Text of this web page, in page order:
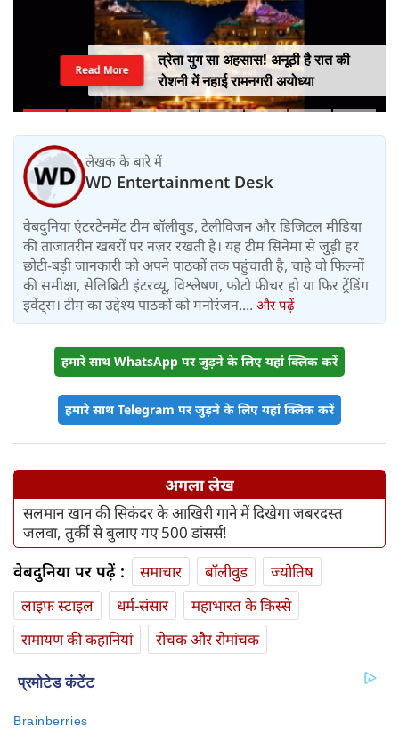
त्रेता युग सा अहसास! अनूठी है रात की
रोशनी में नहाई रामनगरी अयोध्या
Read More
लेखक के बारे में
WD Entertainment Desk
वेबदुनिया एंटरटेनमेंट टीम बॉलीवुड, टेलीविजन और डिजिटल मीडिया
की ताजातरीन खबरों पर नज़र रखती है। यह टीम सिनेमा से जुड़ी हर
छोटी-बड़ी जानकारी को अपने पाठकों तक पहुंचाती है, चाहे वो फिल्मों
की समीक्षा, सेलिब्रिटी इंटरव्यू, विश्लेषण, फोटो फीचर हो या फिर ट्रेंडिंग
इवेंट्स। टीम का उद्देश्य पाठकों को मनोरंजन.... और पढ़ें
हमारे साथ WhatsApp पर जुड़ने के लिए यहां क्लिक करें
हमारे साथ Telegram पर जुड़ने के लिए यहां क्लिक करें
अगला लेख
सलमान खान की सिकंदर के आखिरी गाने में दिखेगा जबरदस्त
जलवा, तुर्की से बुलाए गए 500 डांसर्स!
वेबदुनिया पर पढ़ें : समाचार बॉलीवुड
ज्योतिष
लाइफ स्‍टाइल
धर्म-संसार
महाभारत के किस्से
रामायण की कहानियां
रोचक और रोमांचक